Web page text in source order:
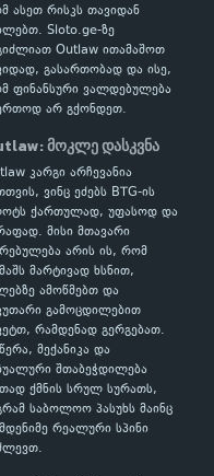
ასეთ რისკს თავიდან
Sloto.ge-ზე
Outlaw ითამაშოთ
გასართობად და ისე,
ფინანსური ვალდებულება
არ გქონდეთ.
მოკლე დასკვნა
კარგი არჩევანია
ვინც ეძებს BTG-ის
ქართულად, უფასოდ და
მისი მთავარი
არის ის, რომ
მარტივად ხსნით,
ამოწმებთ და
გამოცდილებით
რამდენად გერგებათ.
მექანიკა და
შთაბეჭდილება
ქმნის სრულ სურათს,
საბოლოო პასუხს მაინც
რეალური სპინი